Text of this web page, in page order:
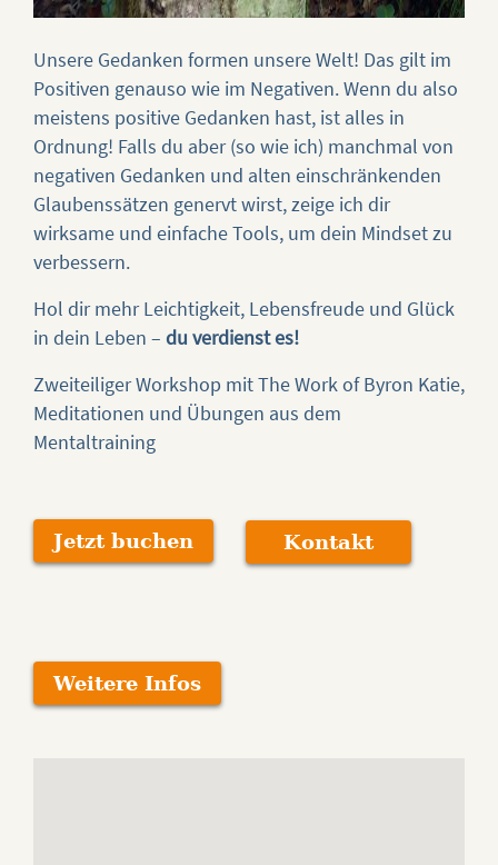
Unsere Gedanken formen unsere Welt! Das gilt im
Positiven genauso wie im Negativen. Wenn du also
meistens positive Gedanken hast, ist alles in
Ordnung! Falls du aber (so wie ich) manchmal von
negativen Gedanken und alten einschränkenden
Glaubenssätzen genervt wirst, zeige ich dir
wirksame und einfache Tools, um dein Mindset zu
verbessern.
Hol dir mehr Leichtigkeit, Lebensfreude und Glück
in dein Leben – du verdienst es!
Zweiteiliger Workshop mit The Work of Byron Katie,
Meditationen und Übungen aus dem
Mentaltraining
Jetzt buchen Kontakt
Weitere Infos